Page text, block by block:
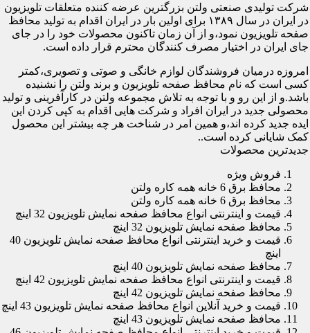
شرکت تولیدی صنعتی ولتن بزرگترین عرضه کننده متعلقات تلویزیون
در ایران در سال ۱۳۸۹ برای اولین بار در ایران اقدام به تولید محافظ
صفحه تلویزیون نمود،و از آن زمان تاکنون محصولات خود را در جای
جای ایران در اختیار مصرف کنندگان محترم قرار داده است.
امروزه درمیان فروشندگان لوازم خانگی و صوتی و تصویری،کمتر
کسی است که نام محافظ صفحه تلویزیون و برند ولتن را نشنیده
باشد.و از این رو و با توجه به تلاش مجموعه ولتن در کارآفرینی و تولید
محصولی جدید در ایران افراد و شرکت هایی اقدام به کپی کردن این
ایده جدید کرده اند،و همین امر در شناخت هر چه بیشتر این محصول
کمک شایانی کرده است..
جدیدترین محصولات
فروش ویژه
محافظ برق 6 خانه همه کاره ولتن
محافظ برق 6 خانه همه کاره ولتن
قیمت و اینترنتی انواع محافظ صفحه نمایش تلویزیون 32 اینچ
محافظ صفحه نمایش تلویزیون 32 اینچ
قیمت و خرید اینترنتی انواع محافظ صفحه نمایش تلویزیون 40
اینچ
محافظ صفحه نمایش تلویزیون 40 اینچ
قیمت و اینترنتی انواع محافظ صفحه نمایش تلویزیون 42 اینچ
محافظ صفحه نمایش تلویزیون 42 اینچ
قیمت و خرید آنلاین انواع محافظ صفحه نمایش تلویزیون 43 اینچ
محافظ صفحه نمایش تلویزیون 43 اینچ